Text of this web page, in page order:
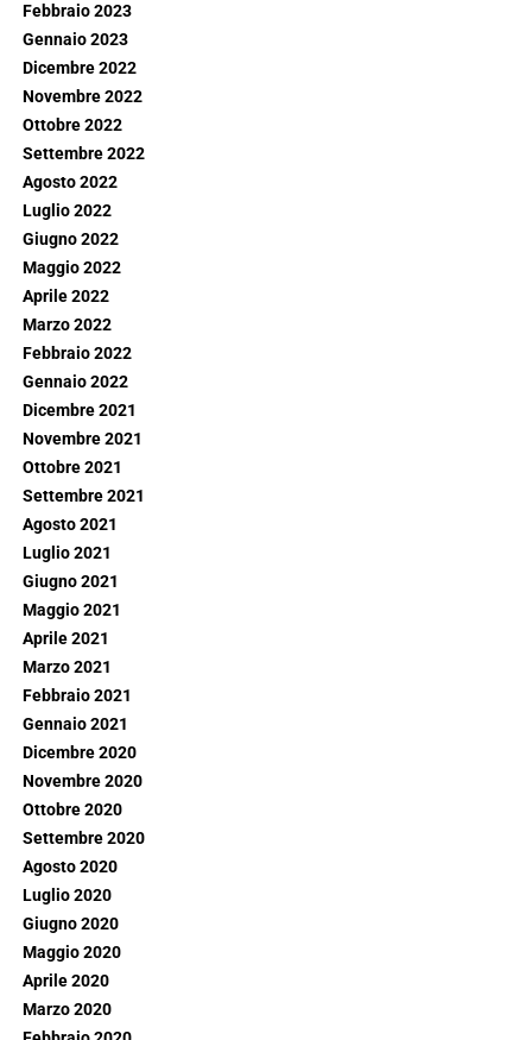
Febbraio 2023
Gennaio 2023
Dicembre 2022
Novembre 2022
Ottobre 2022
Settembre 2022
Agosto 2022
Luglio 2022
Giugno 2022
Maggio 2022
Aprile 2022
Marzo 2022
Febbraio 2022
Gennaio 2022
Dicembre 2021
Novembre 2021
Ottobre 2021
Settembre 2021
Agosto 2021
Luglio 2021
Giugno 2021
Maggio 2021
Aprile 2021
Marzo 2021
Febbraio 2021
Gennaio 2021
Dicembre 2020
Novembre 2020
Ottobre 2020
Settembre 2020
Agosto 2020
Luglio 2020
Giugno 2020
Maggio 2020
Aprile 2020
Marzo 2020